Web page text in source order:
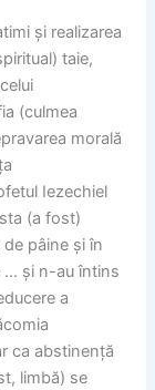
și realizarea
taie,
(culmea
morală
Iezechiel
(a fost)
pâine și în
… și n-au întins
a
ca abstinență
limbă) se